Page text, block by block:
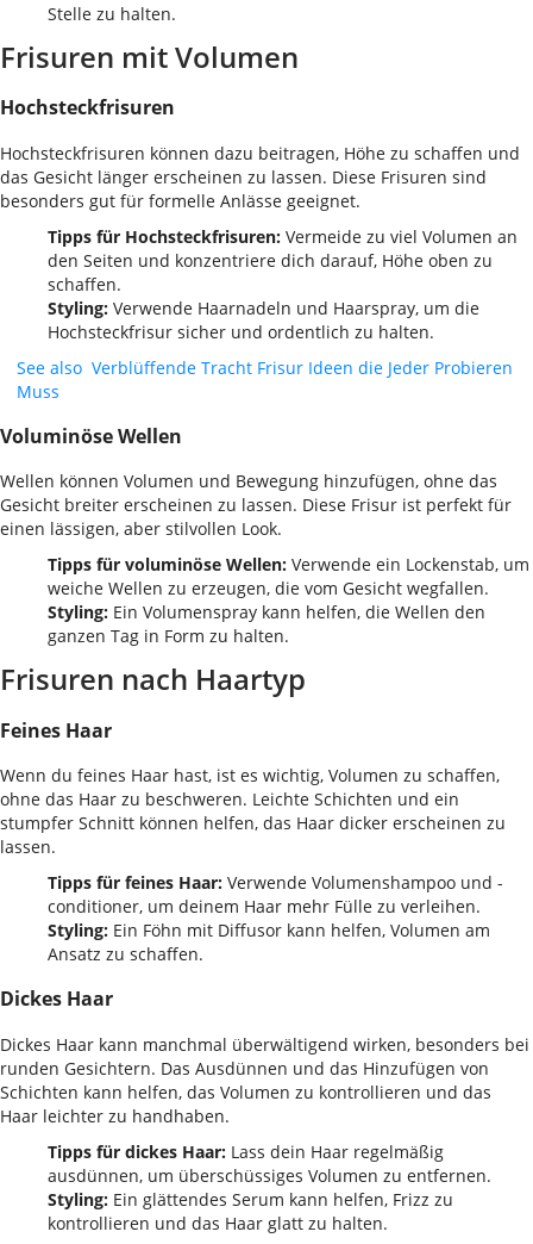
Stelle zu halten.
Frisuren mit Volumen
Hochsteckfrisuren
Hochsteckfrisuren können dazu beitragen, Höhe zu schaffen und
das Gesicht länger erscheinen zu lassen. Diese Frisuren sind
besonders gut für formelle Anlässe geeignet.
Tipps für Hochsteckfrisuren: Vermeide zu viel Volumen an
den Seiten und konzentriere dich darauf, Höhe oben zu
schaffen.
Styling: Verwende Haarnadeln und Haarspray, um die
Hochsteckfrisur sicher und ordentlich zu halten.
See also Verblüffende Tracht Frisur Ideen die Jeder Probieren
Muss
Voluminöse Wellen
Wellen können Volumen und Bewegung hinzufügen, ohne das
Gesicht breiter erscheinen zu lassen. Diese Frisur ist perfekt für
einen lässigen, aber stilvollen Look.
Tipps für voluminöse Wellen: Verwende ein Lockenstab, um
weiche Wellen zu erzeugen, die vom Gesicht wegfallen.
Styling: Ein Volumenspray kann helfen, die Wellen den
ganzen Tag in Form zu halten.
Frisuren nach Haartyp
Feines Haar
Wenn du feines Haar hast, ist es wichtig, Volumen zu schaffen,
ohne das Haar zu beschweren. Leichte Schichten und ein
stumpfer Schnitt können helfen, das Haar dicker erscheinen zu
lassen.
Tipps für feines Haar: Verwende Volumenshampoo und -
conditioner, um deinem Haar mehr Fülle zu verleihen.
Styling: Ein Föhn mit Diffusor kann helfen, Volumen am
Ansatz zu schaffen.
Dickes Haar
Dickes Haar kann manchmal überwältigend wirken, besonders bei
runden Gesichtern. Das Ausdünnen und das Hinzufügen von
Schichten kann helfen, das Volumen zu kontrollieren und das
Haar leichter zu handhaben.
Tipps für dickes Haar: Lass dein Haar regelmäßig
ausdünnen, um überschüssiges Volumen zu entfernen.
Styling: Ein glättendes Serum kann helfen, Frizz zu
kontrollieren und das Haar glatt zu halten.